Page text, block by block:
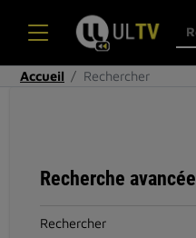
Accueil Rechercher
Recherche avancée
Rechercher